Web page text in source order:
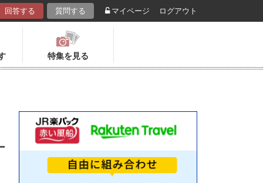
回答する 質問する マイページ ログアウト
特集を見る